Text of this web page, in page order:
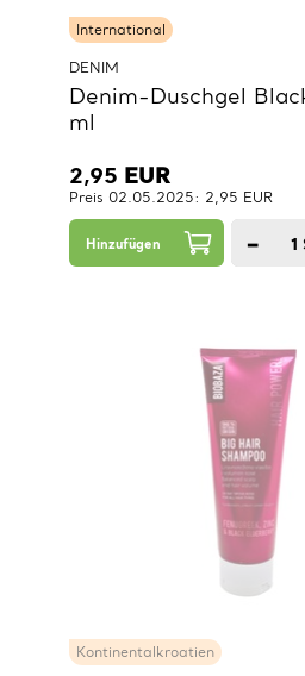
International
DENIM
Denim-Duschgel
ml
2,95 EUR
Preis 02.05.2025: 2,95 EUR
Hinzufügen − 1
Kontinentalkroatien